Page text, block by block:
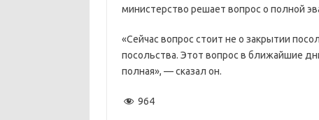
министерство решает вопрос о полной
«Сейчас вопрос стоит не о закрытии
посольства. Этот вопрос в ближайшие
полная», — сказал он.
964